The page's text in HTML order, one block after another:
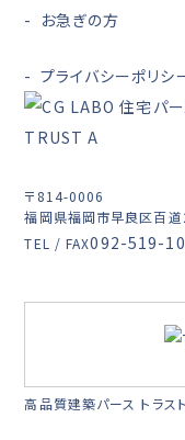
〒814-0006
福岡県福岡市早良区百
TEL / FAX092-519-
高品質建築パース トラス
お急ぎの方
プライバシーポリシ